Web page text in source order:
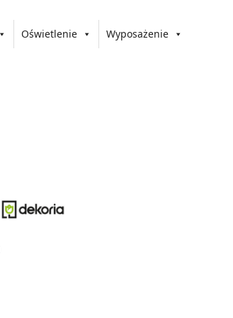
Oświetlenie Wyposażenie